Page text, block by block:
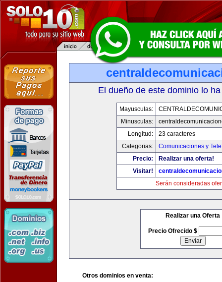
El dueño de este dominio lo
Mayusculas:
Minusculas:
Longitud:
23 caracteres
Categorias:
Comunicaciones y
Precio:
Realizar una oferta!
Visitar!
Serán consideradas
Realizar una Oferta
Precio Ofrecido $
Otros dominios en venta: